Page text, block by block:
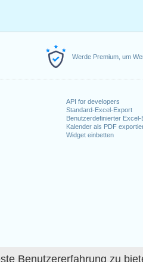
Benutzererfahrung zu
Werde Premium, um
API for developers
Standard-Excel-Export
Benutzerdefinierter Excel-
Kalender als PDF
Widget einbetten